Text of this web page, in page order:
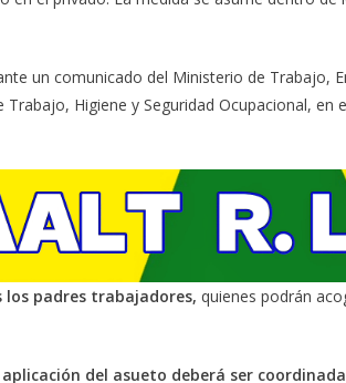
un comunicado del Ministerio de Trabajo,
Higiene y Seguridad Ocupacional, en
los padres trabajadores, quienes podrán
aplicación del asueto deberá ser coordinada